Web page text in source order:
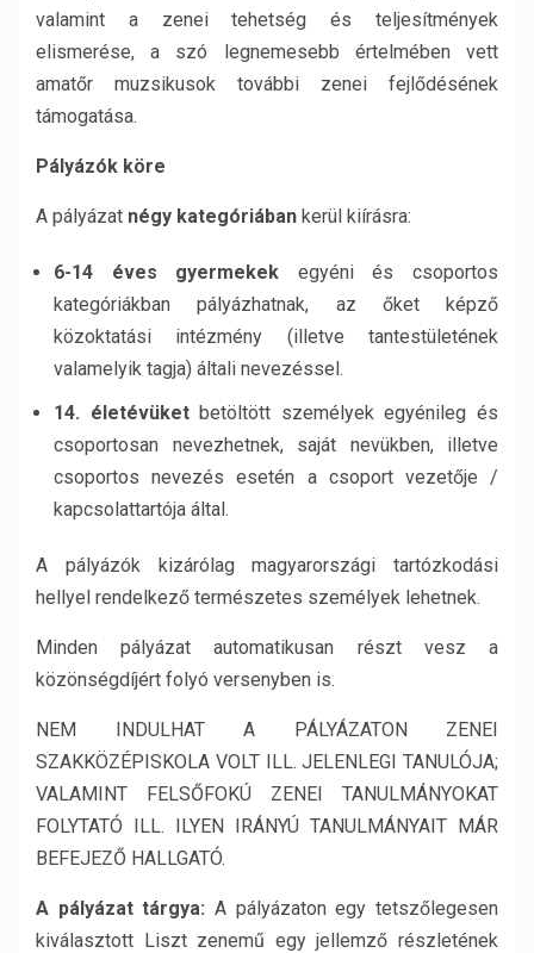
valamint a zenei tehetség és teljesítmények
elismerése, a szó legnemesebb értelmében vett
amatőr muzsikusok további zenei fejlődésének
támogatása.
Pályázók köre
A pályázat négy kategóriában kerül kiírásra:
6-14 éves gyermekek egyéni és csoportos
kategóriákban pályázhatnak, az őket képző
közoktatási intézmény (illetve tantestületének
valamelyik tagja) általi nevezéssel.
14. életévüketbetöltött személyek egyénileg és
csoportosan nevezhetnek, saját nevükben, illetve
csoportos nevezés esetén a csoport vezetője /
kapcsolattartója által.
A pályázók kizárólag magyarországi tartózkodási
hellyel rendelkező természetes személyek lehetnek.
Minden pályázat automatikusan részt vesz a
közönségdíjért folyó versenyben is.
NEM INDULHAT A PÁLYÁZATON ZENEI
SZAKKÖZÉPISKOLA VOLT ILL. JELENLEGI TANULÓJA;
VALAMINT FELSŐFOKÚ ZENEI TANULMÁNYOKAT
FOLYTATÓ ILL. ILYEN IRÁNYÚ TANULMÁNYAIT MÁR
BEFEJEZŐ HALLGATÓ.
A pályázat tárgya: A pályázaton egy tetszőlegesen
kiválasztott Liszt zenemű egy jellemző részletének